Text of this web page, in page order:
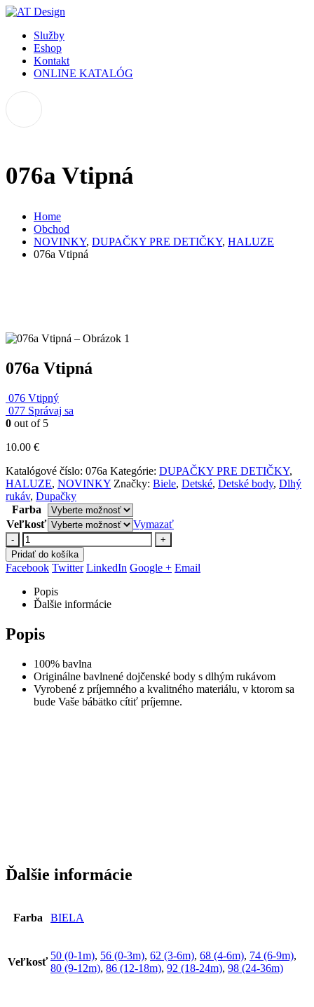
Služby
Eshop
Kontakt
ONLINE KATALÓG
076a Vtipná
Home
Obchod
NOVINKY, DUPAČKY PRE DETIČKY, HALUZE
076a Vtipná
076a Vtipná
076 Vtipný
077 Správaj sa
0 out of 5
10.00 €
Katalógové číslo: 076a Kategórie: DUPAČKY PRE DETIČKY,
HALUZE, NOVINKY Značky: Biele, Detské, Detské body, Dlhý
rukáv, Dupačky
Farba
Veľkosť
Vymazať
-
+
Pridať do košíka
Facebook Twitter LinkedIn Google + Email
Popis
Ďalšie informácie
Popis
100% bavlna
Originálne bavlnené dojčenské body s dlhým rukávom
Vyrobené z príjemného a kvalitného materiálu, v ktorom sa
bude Vaše bábätko cítiť príjemne.
Ďalšie informácie
Farba BIELA
Veľkosť
50 (0-1m), 56 (0-3m), 62 (3-6m), 68 (4-6m), 74 (6-9m),
80 (9-12m), 86 (12-18m), 92 (18-24m), 98 (24-36m)